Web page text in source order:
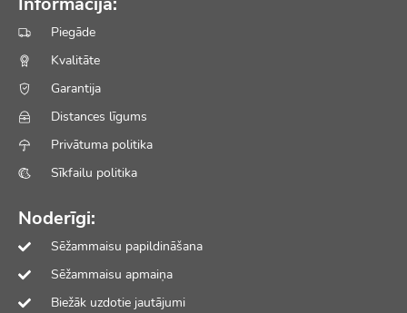
Piegāde
Kvalitāte
Garantija
Distances līgums
Privātuma politika
Sīkfailu politika
Noderīgi:
Sēžammaisu papildināšana
Sēžammaisu apmaiņa
Biežāk uzdotie jautājumi